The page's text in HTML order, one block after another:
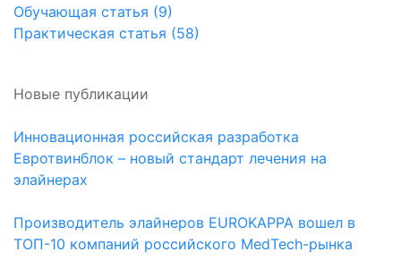
Обучающая статья (9)
Практическая статья (58)
Новые публикации
Инновационная российская разработка
Евротвинблок – новый стандарт лечения на
элайнерах
Производитель элайнеров EUROKAPPA вошел в
ТОП-10 компаний российского MedTech-рынка